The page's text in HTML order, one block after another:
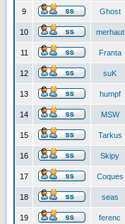
9 Ghost
10 merhaut
11 Franta
12 suK
13 humpf
14 MSW
15 Tarkus
16 Skipy
17 Coques
18 seas
19 ferenc